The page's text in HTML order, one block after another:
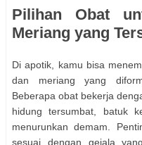
Pilihan Obat
Meriang yang
Di apotik, kamu bisa
dan meriang yang
Beberapa obat bekerja
hidung tersumbat, batuk
menurunkan demam.
sesuai dengan gejala